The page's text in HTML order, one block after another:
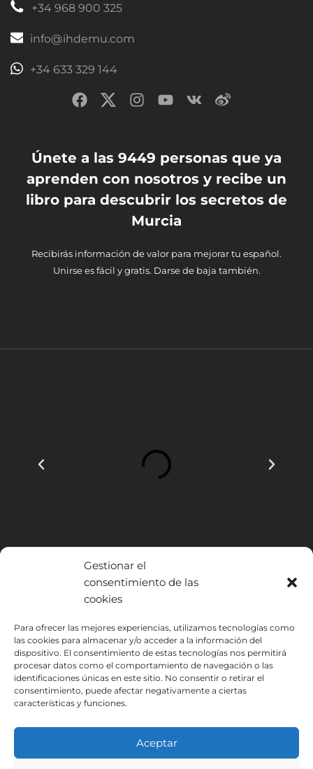
Gestionar el
consentimiento de las
cookies
Para ofrecer las mejores experiencias, utilizamos tecnologías como
las cookies para almacenar y/o acceder a la información del
dispositivo. El consentimiento de estas tecnologías nos permitirá
procesar datos como el comportamiento de navegación o las
identificaciones únicas en este sitio. No consentir o retirar el
consentimiento, puede afectar negativamente a ciertas
características y funciones.
Aceptar
+34 968 900 325
info@ihdemu.com
+34 633 329 144
Únete a las 9449 personas que ya
aprenden con nosotros y recibe un
libro para descubrir los secretos de
Murcia
Recibirás información de valor para mejorar tu español.
Unirse es fácil y gratis. Darse de baja también.
INSTITUTO HISPANICO DE MURCIA, SOCIEDAD LIMITADA ha sido
beneficiario del Fondo Europeo de Desarrollo Regional cuyo objetivo
es mejorar el uso y la calidad de las tecnologías de la información y de
las comunicaciones y el acceso a las mismas y gracias al que ha
podido implantar las siguientes soluciones: Presencia web a través de
página propia. Esta acción ha tenido lugar durante 2020. Para ello ha
contado con el apoyo del programa TIC Cámaras de la Cámara de